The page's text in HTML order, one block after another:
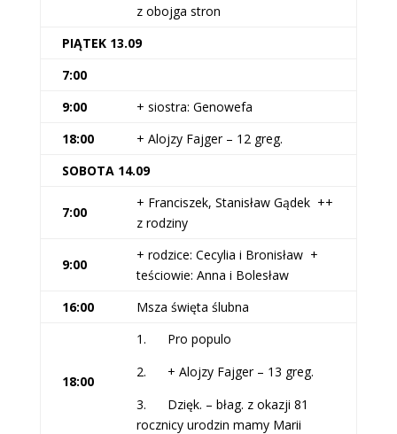
z obojga stron
PIĄTEK 13.09
7:00
9:00
+ siostra: Genowefa
18:00
+ Alojzy Fajger – 12 greg.
SOBOTA 14.09
7:00
+ Franciszek, Stanisław Gądek ++
z rodziny
9:00
+ rodzice: Cecylia i Bronisław +
teściowie: Anna i Bolesław
16:00
Msza święta ślubna
18:00
1. Pro populo
2. + Alojzy Fajger – 13 greg.
3. Dzięk. – błag. z okazji 81
rocznicy urodzin mamy Marii